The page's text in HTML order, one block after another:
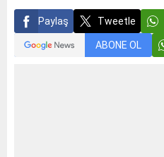
Paylaş Tweetle
ABONE OL